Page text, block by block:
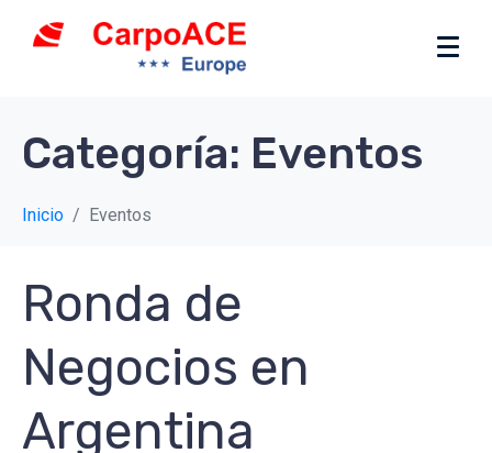
Categoría: Eventos
Inicio Eventos
Ronda de
Negocios en
Argentina